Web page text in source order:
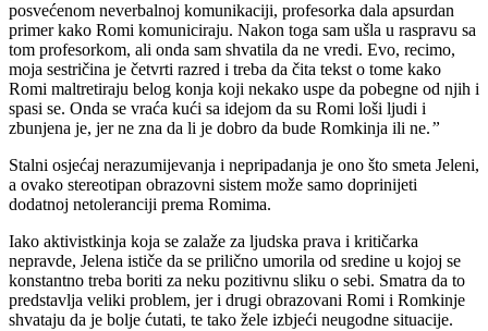
posvećenom neverbalnoj komunikaciji, profesorka dala apsurdan
primer kako Romi komuniciraju. Nakon toga sam ušla u raspravu sa
tom profesorkom, ali onda sam shvatila da ne vredi. Evo, recimo,
moja sestričina je četvrti razred i treba da čita tekst o tome kako
Romi maltretiraju belog konja koji nekako uspe da pobegne od njih i
spasi se. Onda se vraća kući sa idejom da su Romi loši ljudi i
zbunjena je, jer ne zna da li je dobro da bude Romkinja ili ne.”
Stalni osjećaj nerazumijevanja i nepripadanja je ono što smeta Jeleni,
a ovako stereotipan obrazovni sistem može samo doprinijeti
dodatnoj netoleranciji prema Romima.
Iako aktivistkinja koja se zalaže za ljudska prava i kritičarka
nepravde, Jelena ističe da se prilično umorila od sredine u kojoj se
konstantno treba boriti za neku pozitivnu sliku o sebi. Smatra da to
predstavlja veliki problem, jer i drugi obrazovani Romi i Romkinje
shvataju da je bolje ćutati, te tako žele izbjeći neugodne situacije.